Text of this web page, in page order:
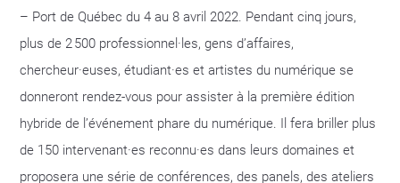
– Port de Québec du 4 au 8 avril 2022. Pendant cinq jours,
plus de 2 500 professionnel·les, gens d’affaires,
chercheur·euses, étudiant·es et artistes du numérique se
donneront rendez-vous pour assister à la première édition
hybride de l’événement phare du numérique. Il fera briller plus
de 150 intervenant·es reconnu·es dans leurs domaines et
proposera une série de conférences, des panels, des ateliers